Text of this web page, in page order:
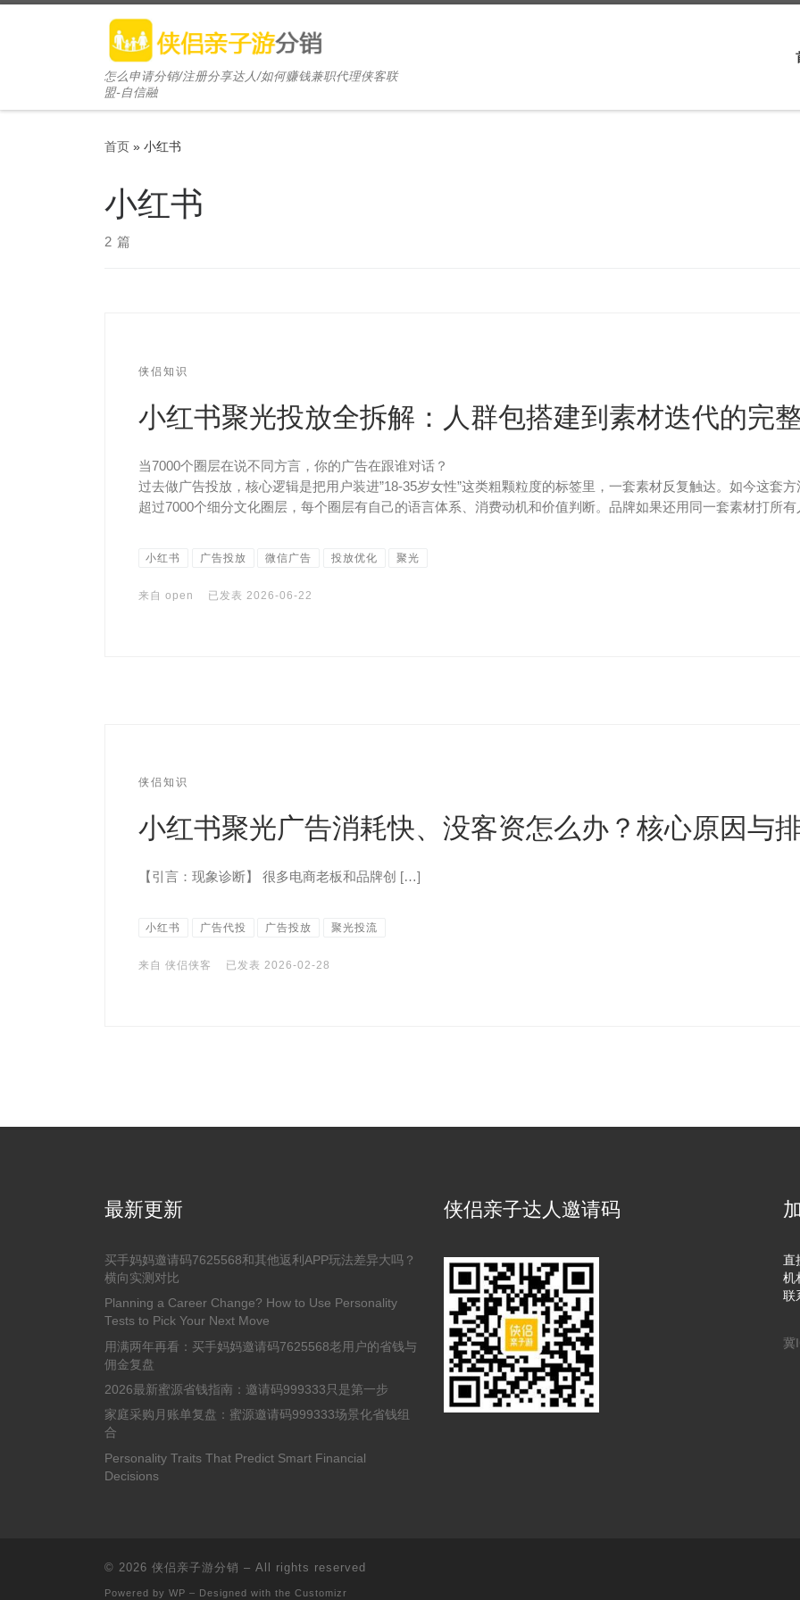
Skip to content
怎么申请分销/注册分享达人/如何赚钱兼职代理侠客联
盟-自信融
首页 » 小红书
小红书
2 篇
侠侣知识
小红书聚光投放全拆解：人群包搭建到素材迭代的完
当7000个圈层在说不同方言，你的广告在跟谁对话？
过去做广告投放，核心逻辑是把用户装进”18-35岁女性”这类粗颗粒度的标签里，一套素材反复触达。如今这套
超过7000个细分文化圈层，每个圈层有自己的语言体系、消费动机和价值判断。品牌如果还用同一套素材打所
小红书 广告投放 微信广告 投放优化 聚光
来自 open 已发表 2026-06-22
侠侣知识
小红书聚光广告消耗快、没客资怎么办？核心原因与
【引言：现象诊断】 很多电商老板和品牌创 […]
小红书 广告代投 广告投放 聚光投流
来自 侠侣侠客 已发表 2026-02-28
最新更新
买手妈妈邀请码7625568和其他返利APP玩法差异大吗？
横向实测对比
Planning a Career Change? How to Use Personality
Tests to Pick Your Next Move
用满两年再看：买手妈妈邀请码7625568老用户的省钱与
佣金复盘
2026最新蜜源省钱指南：邀请码999333只是第一步
家庭采购月账单复盘：蜜源邀请码999333场景化省钱组
合
Personality Traits That Predict Smart Financial
Decisions
侠侣亲子达人邀请码
直
机
联
冀
© 2026 侠侣亲子游分销 – All rights reserved
Powered by WP – Designed with the Customizr